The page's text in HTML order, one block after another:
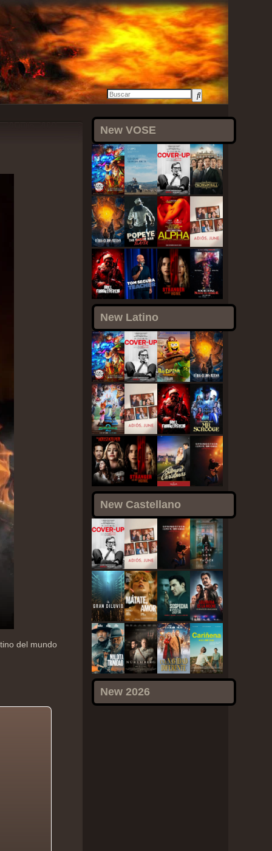
New VOSE
New Latino
New Castellano
New 2026
del mundo